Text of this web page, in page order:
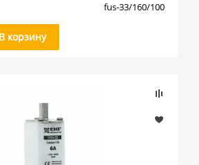
fus-33/160/100
В корзину